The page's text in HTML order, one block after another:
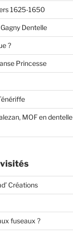
1625-1650
Dentelle
?
Princesse
MOF en dentelle
Créations
fuseaux ?